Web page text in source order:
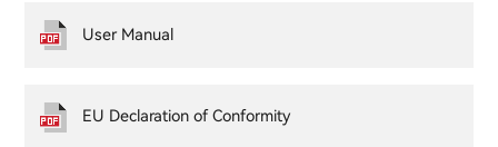
User Manual
EU Declaration of Conformity